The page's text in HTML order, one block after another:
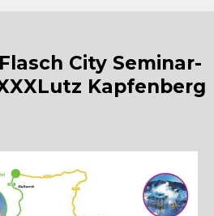
City Seminar-
Kapfenberg